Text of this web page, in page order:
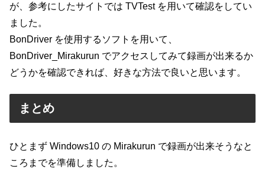
が、参考にしたサイトでは TVTest を用いて確認をしてい
ました。
BonDriver を使用するソフトを用いて、
BonDriver_Mirakurun でアクセスしてみて録画が出来るか
どうかを確認できれば、好きな方法で良いと思います。
まとめ
ひとまず Windows10 の Mirakurun で録画が出来そうなと
ころまでを準備しました。